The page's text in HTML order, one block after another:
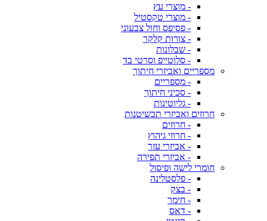
- מוצרי עץ
- מוצרי טקסטיל
- פסיפס וחול צבעוני
- צורות קלקר
- שבלונות
- סלוטייפ וסרטי בד
מספריים ואביזרי חיתוך
- מספריים
- סכיני חיתוך
- גליוטינות
חרוזים ואביזרי תכשיטנות
- חרוזים
- חרוזי גיהוץ
- אביזרי עזר
- אביזרי תפירה
חומרי לישה ופיסול
- פלסטלינה
- בצק
- חימר
- דאס